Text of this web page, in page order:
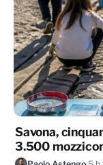
Savona,
3.500